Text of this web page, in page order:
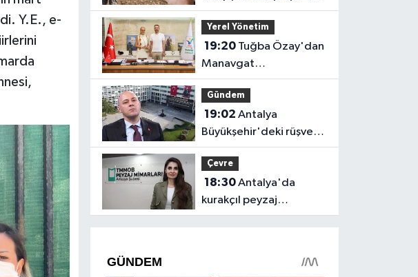
Y.E., e-
kaşık!
Yerel Yönetim
19:20Tuğba Özay'dan
Manavgat
Belediyesi'ne ziyaret!
Ortak akıl sürecine
destek verdi
Gündem
19:02
Büyükşehir'deki rüşvet
soruşturmasında 2
gözaltı
Çevre
18:30Antalya'da
kurakçıl peyzaj
tartışması: "Kentlerimiz